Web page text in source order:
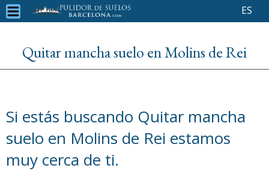
ES
Quitar mancha suelo en Molins de Rei
Si estás buscando Quitar mancha
suelo en Molins de Rei estamos
muy cerca de ti.